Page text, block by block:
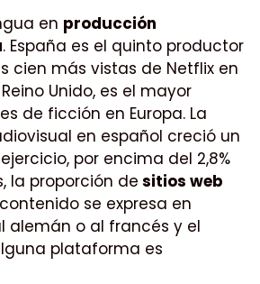
en producción
. España es el quinto productor
cien más vistas de Netflix en
Unido, es el mayor
de ficción en Europa. La
en español creció un
por encima del 2,8%
la proporción de sitios web
se expresa en
alemán o al francés y el
plataforma es